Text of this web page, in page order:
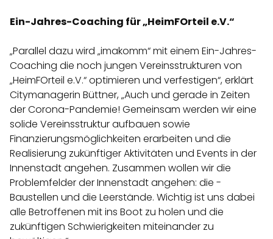
Ein-Jahres-Coaching für „HeimFOrteil e.V.“
„Parallel dazu wird „imakomm“ mit einem Ein-Jahres-
Coaching die noch jungen Vereinsstrukturen von
„HeimFOrteil e.V.“ optimieren und verfestigen“, erklärt
Citymanagerin Büttner, „Auch und gerade in Zeiten
der Corona-Pandemie! Gemeinsam werden wir eine
solide Vereinsstruktur aufbauen sowie
Finanzierungsmöglichkeiten erarbeiten und die
Realisierung zukünftiger Aktivitäten und Events in der
Innenstadt angehen. Zusammen wollen wir die
Problemfelder der Innenstadt angehen: die -
Baustellen und die Leerstände. Wichtig ist uns dabei
alle Betroffenen mit ins Boot zu holen und die
zukünftigen Schwierigkeiten miteinander zu